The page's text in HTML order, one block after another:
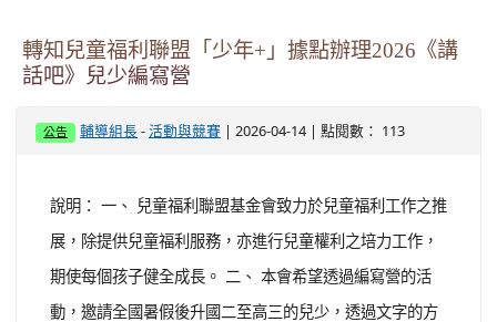
轉知兒童福利聯盟「少年+」據點辦理2026《講
話吧》兒少編寫營
公告 輔導組長 -活動與競賽 | 2026-04-14 | 點閱數： 113
說明： 一、 兒童福利聯盟基金會致力於兒童福利工作之推
展，除提供兒童福利服務，亦進行兒童權利之培力工作，
期使每個孩子健全成長。 二、 本會希望透過編寫營的活
動，邀請全國暑假後升國二至高三的兒少，透過文字的方